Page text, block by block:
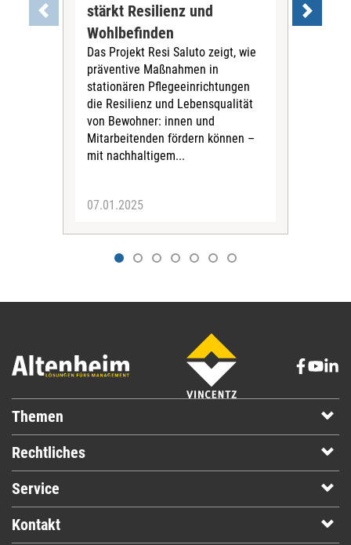
stärkt Resilienz und
Wohlbefinden
Das Projekt Resi Saluto zeigt, wie
präventive Maßnahmen in
stationären Pflegeeinrichtungen
die Resilienz und Lebensqualität
von Bewohner: innen und
Mitarbeitenden fördern können –
mit nachhaltigem...
07.01.2025
Themen
Rechtliches
Service
Kontakt